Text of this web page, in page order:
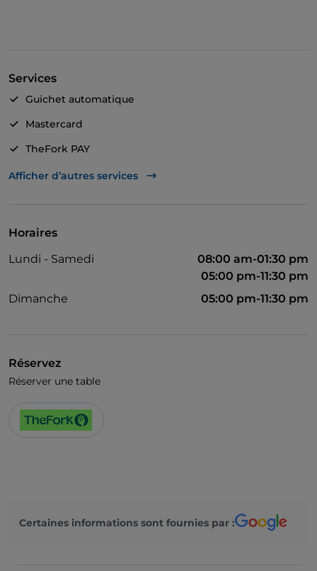
Services
Guichet automatique
Mastercard
TheFork PAY
UnionPay via TheFork PAY
Salle de bain pour personnes à mobilité réduite
Cocktail
Afficher d’autres services
Horaires
Lundi - Samedi
08:00 am-01:30 pm
05:00 pm-11:30 pm
Dimanche
05:00 pm-11:30 pm
Réservez
Réserver une table
Certaines informations sont fournies par :